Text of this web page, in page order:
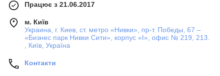
Працює з 21.06.2017
м. Київ
Украина, г. Киев, ст. метро «Нивки», пр-т. Победы, 67 –
«Бизнес парк Нивки Сити», корпус «I», офис № 219, 213.
, Київ, Україна
Контакти